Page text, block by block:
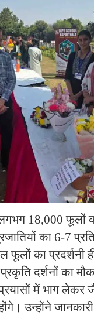
18,000 फूलों
का 6-7
का प्रदर्शनी
दर्शनों का
में भाग लेकर
उन्होंने